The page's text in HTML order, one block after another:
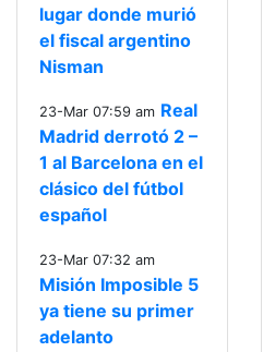
lugar donde murió
el fiscal argentino
Nisman
23-Mar 07:59 am Real
Madrid derrotó 2 –
1 al Barcelona en el
clásico del fútbol
español
23-Mar 07:32 am
Misión Imposible 5
ya tiene su primer
adelanto